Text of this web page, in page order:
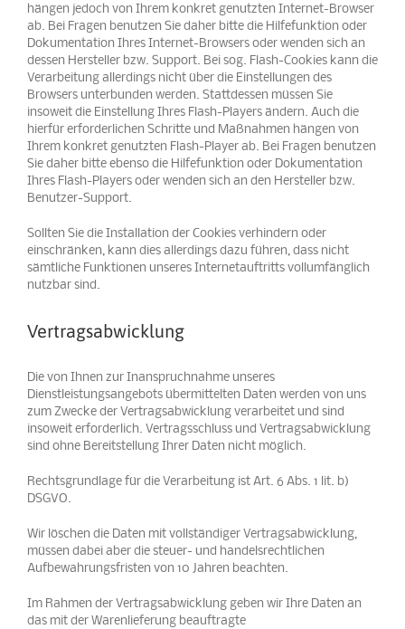
hängen jedoch von Ihrem konkret genutzten Internet-Browser
ab. Bei Fragen benutzen Sie daher bitte die Hilfefunktion oder
Dokumentation Ihres Internet-Browsers oder wenden sich an
dessen Hersteller bzw. Support. Bei sog. Flash-Cookies kann die
Verarbeitung allerdings nicht über die Einstellungen des
Browsers unterbunden werden. Stattdessen müssen Sie
insoweit die Einstellung Ihres Flash-Players ändern. Auch die
hierfür erforderlichen Schritte und Maßnahmen hängen von
Ihrem konkret genutzten Flash-Player ab. Bei Fragen benutzen
Sie daher bitte ebenso die Hilfefunktion oder Dokumentation
Ihres Flash-Players oder wenden sich an den Hersteller bzw.
Benutzer-Support.
Sollten Sie die Installation der Cookies verhindern oder
einschränken, kann dies allerdings dazu führen, dass nicht
sämtliche Funktionen unseres Internetauftritts vollumfänglich
nutzbar sind.
Vertragsabwicklung
Die von Ihnen zur Inanspruchnahme unseres
Dienstleistungsangebots übermittelten Daten werden von uns
zum Zwecke der Vertragsabwicklung verarbeitet und sind
insoweit erforderlich. Vertragsschluss und Vertragsabwicklung
sind ohne Bereitstellung Ihrer Daten nicht möglich.
Rechtsgrundlage für die Verarbeitung ist Art. 6 Abs. 1 lit. b)
DSGVO.
Wir löschen die Daten mit vollständiger Vertragsabwicklung,
müssen dabei aber die steuer- und handelsrechtlichen
Aufbewahrungsfristen von 10 Jahren beachten.
Im Rahmen der Vertragsabwicklung geben wir Ihre Daten an
das mit der Warenlieferung beauftragte